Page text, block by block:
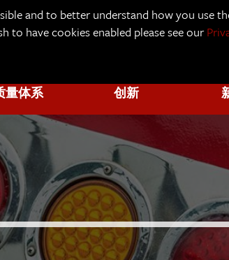
and to better understand how you use
have cookies enabled please see our
量体系 创新